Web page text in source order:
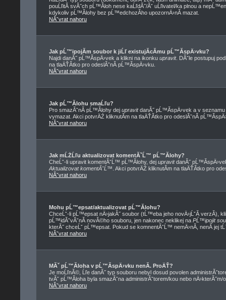
pouĹľitĂ­ svĂ˝ch pĹ™Ă­loh nese kaĹľdĂ˝/Ăˇ uĹľivatel/ka plnou a
kdykoliv pĹ™Ă­lohy bez pĹ™edchozĂ­ho upozornÄ›nĂ­ mazat.
NĂˇvrat nahoru
Jak pĹ™ipojĂ­m soubor k jiĹľ existujĂ­cĂ­mu pĹ™Ă­spÄ›vku?
Najdi danĂ˝ pĹ™Ă­spÄ›vek a klikni na ikonku upravit. DĂˇle postupuj
na tlaÄŤĂ­tko pro odeslĂˇnĂ­ pĹ™Ă­spÄ›vku.
NĂˇvrat nahoru
Jak pĹ™Ă­lohu smaĹľu?
Pro smazĂˇnĂ­ pĹ™Ă­lohy dej upravitdanĂ˝ pĹ™Ă­spÄ›vek a v
vymazat. Akci potvrÄŹ kliknutĂ­m na tlaÄŤĂ­tko pro odeslĂˇnĂ­
NĂˇvrat nahoru
Jak mĹŻĹľu aktualizovat komentĂˇĹ™ pĹ™Ă­lohy?
CheĹˇ-li upravit komentĂˇĹ™ pĹ™Ă­lohy, dej upravitdanĂ˝
Aktualizovat komentĂˇĹ™ . Akci potvrÄŹ kliknutĂ­m na tlaÄŤĂ­tko pro
NĂˇvrat nahoru
Mohu pĹ™epsat/aktualizovat pĹ™Ă­lohu?
ChceĹˇ-li pĹ™epsat nÄ›jakĂ˝ soubor (tĹ™eba jeho novÄ›jĹˇĂ­ verzĂ­),
pĹ™idĂˇvĂˇnĂ­ novĂ©ho souboru, jen nakonec neklikej na PĹ™ipojit
kterĂ˝ chceĹˇ pĹ™epsat. Pokud se komnentĂˇĹ™ nemÄ›nĂ­, nenĂ­ jej
NĂˇvrat nahoru
MĂˇ pĹ™Ă­loha v pĹ™Ă­spÄ›vku nenĂ­. ProÄŤ?
Je moĹľnĂ©, Ĺľe danĂ˝ typ souboru nebyl dosud povolen
tvĂˇ pĹ™Ă­loha byla smazĂˇna administrĂˇtorem/kou nebo
NĂˇvrat nahoru